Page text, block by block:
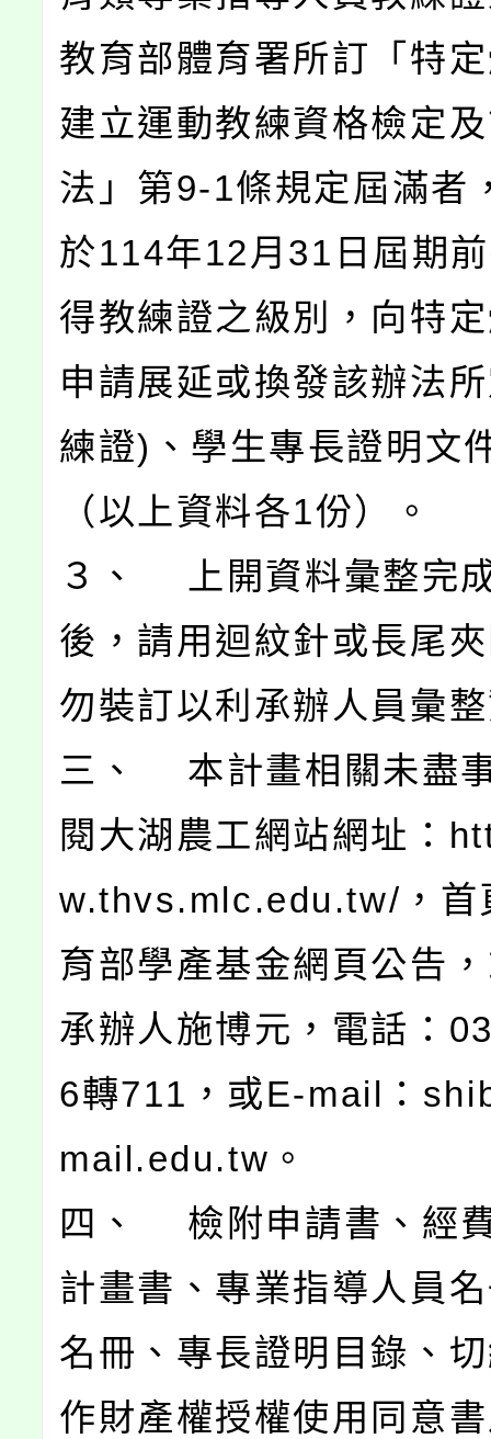
教育部體育署所訂「特
建立運動教練資格檢定
法」第9-1條規定屆滿者
於114年12月31日屆期
得教練證之級別，向特
申請展延或換發該辦法
練證)、學生專長證明文
（以上資料各1份）。
３、 上開資料彙整完
後，請用迴紋針或長尾
勿裝訂以利承辦人員彙
三、 本計畫相關未盡
閱大湖農工網站網址：
w.thvs.mlc.edu.tw/，首
育部學產基金網頁公告
承辦人施博元，電話：
6轉711，或E-mail：
mail.edu.tw。
四、 檢附申請書、經
計畫書、專業指導人員
名冊、專長證明目錄、
作財產權授權使用同意